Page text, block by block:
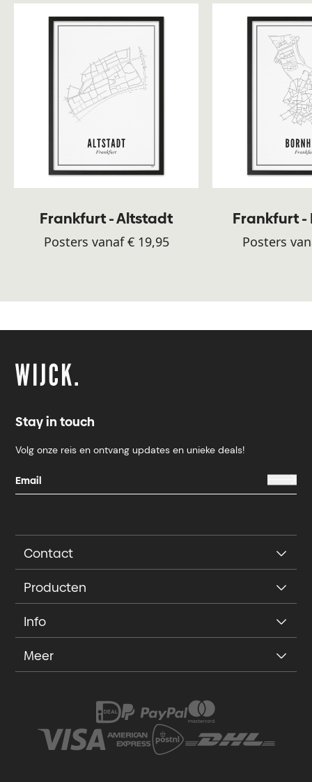
Frankfurt - Altstadt
Posters vanaf € 19,95
Frankfurt -
Posters
Stay in touch
Volg onze reis en ontvang updates en unieke deals!
Contact
Producten
Info
Meer